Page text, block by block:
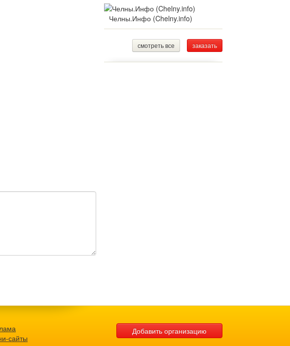
Челны.Инфо (Chelny.info)
смотреть все заказать
сайты
Добавить организацию